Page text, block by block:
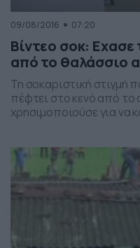
09/08/2016 07:20
Βίντεο σοκ:
από το θαλάσσιο
Τη σοκαριστική στιγμή
πέφτει στο κενό από
χρησιμοποιούσε για να
μάρτυρες και σχετικά
ήταν ακαριαίος καθώς
πέμπτο όροφο μιας